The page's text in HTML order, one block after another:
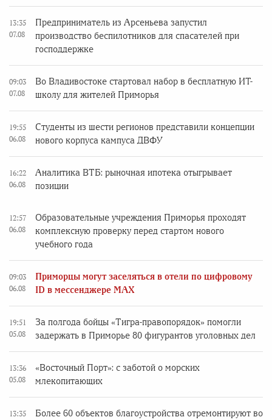
13:35
07.08
Предприниматель из Арсеньева запустил
производство беспилотников для спасателей при
господдержке
09:03
07.08
Во Владивостоке стартовал набор в бесплатную ИТ-
школу для жителей Приморья
19:55
06.08
Студенты из шести регионов представили концепции
нового корпуса кампуса ДВФУ
16:22
06.08
Аналитика ВТБ: рыночная ипотека отыгрывает
позиции
12:57
06.08
Образовательные учреждения Приморья проходят
комплексную проверку перед стартом нового
учебного года
09:03
06.08
Приморцы могут заселяться в отели по цифровому
ID в мессенджере MAX
19:51
05.08
За полгода бойцы «Тигра-правопорядок» помогли
задержать в Приморье 80 фигурантов уголовных дел
13:36
05.08
«Восточный Порт»: с заботой о морских
млекопитающих
13:35 Более 60 объектов благоустройства отремонтируют во